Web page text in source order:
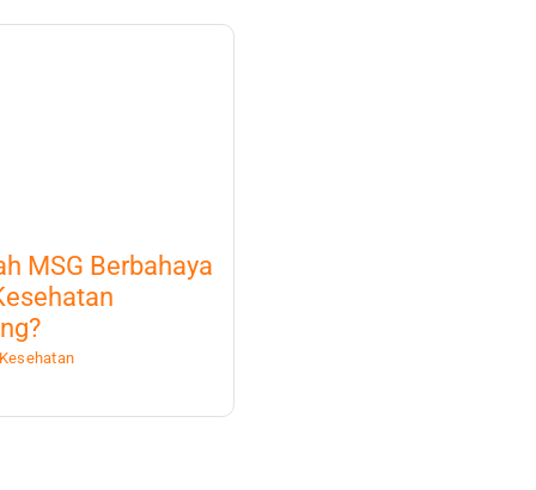
MSG Berbahaya